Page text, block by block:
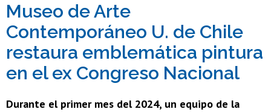
Funcionarias/os
Egresadas/os
Museo de Arte
Contemporáneo U. de Chile
restaura emblemática pintura
en el ex Congreso Nacional
Durante el primer mes del 2024, un equipo de la